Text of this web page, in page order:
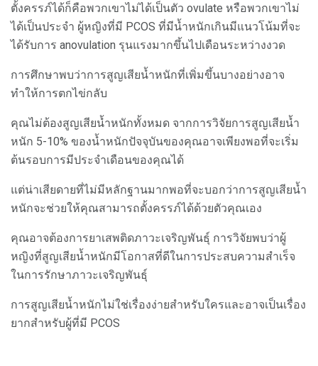
ตั้งครรภ์ได้ก็คือพวกเขาไม่ได้เป็นตัว ovulate หรือพวกเขาไม่
ได้เป็นประจำ ผู้หญิงที่มี PCOS ที่มีน้ำหนักเกินมีแนวโน้มที่จะ
ได้รับการ anovulation รุนแรงมากขึ้นไปเดือนระหว่างงวด
การศึกษาพบว่าการสูญเสียน้ำหนักที่เพิ่มขึ้นบางอย่างอาจ
ทำให้การตกไข่กลับ
คุณไม่ต้องสูญเสียน้ำหนักทั้งหมด จากการวิจัยการสูญเสียน้ำ
หนัก 5-10% ของน้ำหนักปัจจุบันของคุณอาจเพียงพอที่จะเริ่ม
ต้นรอบการมีประจำเดือนของคุณได้
แต่น่าเสียดายที่ไม่มีหลักฐานมากพอที่จะบอกว่าการสูญเสียน้ำ
หนักจะช่วยให้คุณสามารถตั้งครรภ์ได้ด้วยตัวคุณเอง
คุณอาจต้องการยาเสพติดภาวะเจริญพันธุ์ การวิจัยพบว่าผู้
หญิงที่สูญเสียน้ำหนักมีโอกาสที่ดีในการประสบความสำเร็จ
ในการรักษาภาวะเจริญพันธุ์
การสูญเสียน้ำหนักไม่ใช่เรื่องง่ายสำหรับใครและอาจเป็นเรื่อง
ยากสำหรับผู้ที่มี PCOS